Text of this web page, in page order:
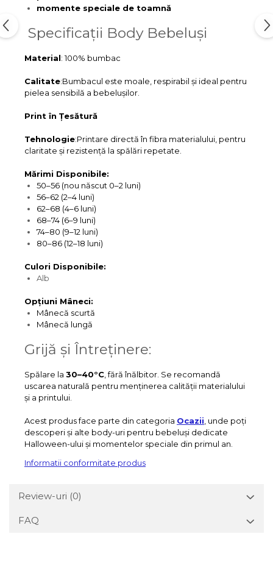
momente speciale de toamnă
Specificații Body Bebeluși
Material: 100% bumbac
Calitate:Bumbacul este moale, respirabil și ideal pentru
pielea sensibilă a bebelușilor.
Print în Țesătură
Tehnologie:Printare directă în fibra materialului, pentru
claritate și rezistență la spălări repetate.
Mărimi Disponibile:
50–56 (nou născut 0–2 luni)
56–62 (2–4 luni)
62–68 (4–6 luni)
68–74 (6–9 luni)
74–80 (9–12 luni)
80–86 (12–18 luni)
Culori Disponibile:
Alb
Opțiuni Mâneci:
Mânecă scurtă
Mânecă lungă
Grijă și Întreținere:
Spălare la 30–40°C , fără înălbitor. Se recomandă
uscarea naturală pentru menținerea calității materialului
și a printului.
Acest produs face parte din categoria Ocazii , unde poți
descoperi și alte body-uri pentru bebeluși dedicate
Halloween-ului și momentelor speciale din primul an.
Informatii conformitate produs
Review-uri (0)
FAQ